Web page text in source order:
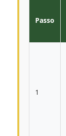
Passo
1